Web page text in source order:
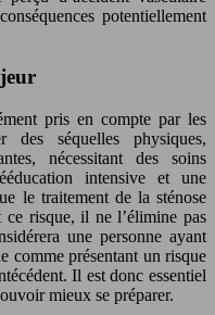
potentiellement
pris en compte par les
des séquelles physiques,
nécessitant des soins
intensive et une
le traitement de la sténose
ce risque, il ne l’élimine pas
une personne ayant
comme présentant un risque
Il est donc essentiel
mieux se préparer.